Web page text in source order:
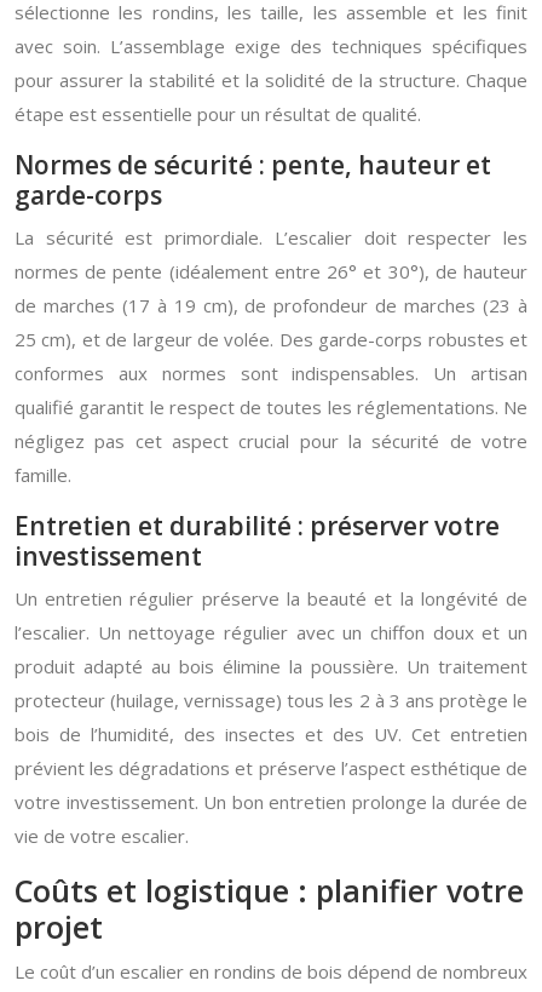
sélectionne les rondins, les taille, les assemble et les finit
avec soin. L’assemblage exige des techniques spécifiques
pour assurer la stabilité et la solidité de la structure. Chaque
étape est essentielle pour un résultat de qualité.
Normes de sécurité : pente, hauteur et
garde-corps
La sécurité est primordiale. L’escalier doit respecter les
normes de pente (idéalement entre 26° et 30°), de hauteur
de marches (17 à 19 cm), de profondeur de marches (23 à
25 cm), et de largeur de volée. Des garde-corps robustes et
conformes aux normes sont indispensables. Un artisan
qualifié garantit le respect de toutes les réglementations. Ne
négligez pas cet aspect crucial pour la sécurité de votre
famille.
Entretien et durabilité : préserver votre
investissement
Un entretien régulier préserve la beauté et la longévité de
l’escalier. Un nettoyage régulier avec un chiffon doux et un
produit adapté au bois élimine la poussière. Un traitement
protecteur (huilage, vernissage) tous les 2 à 3 ans protège le
bois de l’humidité, des insectes et des UV. Cet entretien
prévient les dégradations et préserve l’aspect esthétique de
votre investissement. Un bon entretien prolonge la durée de
vie de votre escalier.
Coûts et logistique : planifier votre
projet
Le coût d’un escalier en rondins de bois dépend de nombreux